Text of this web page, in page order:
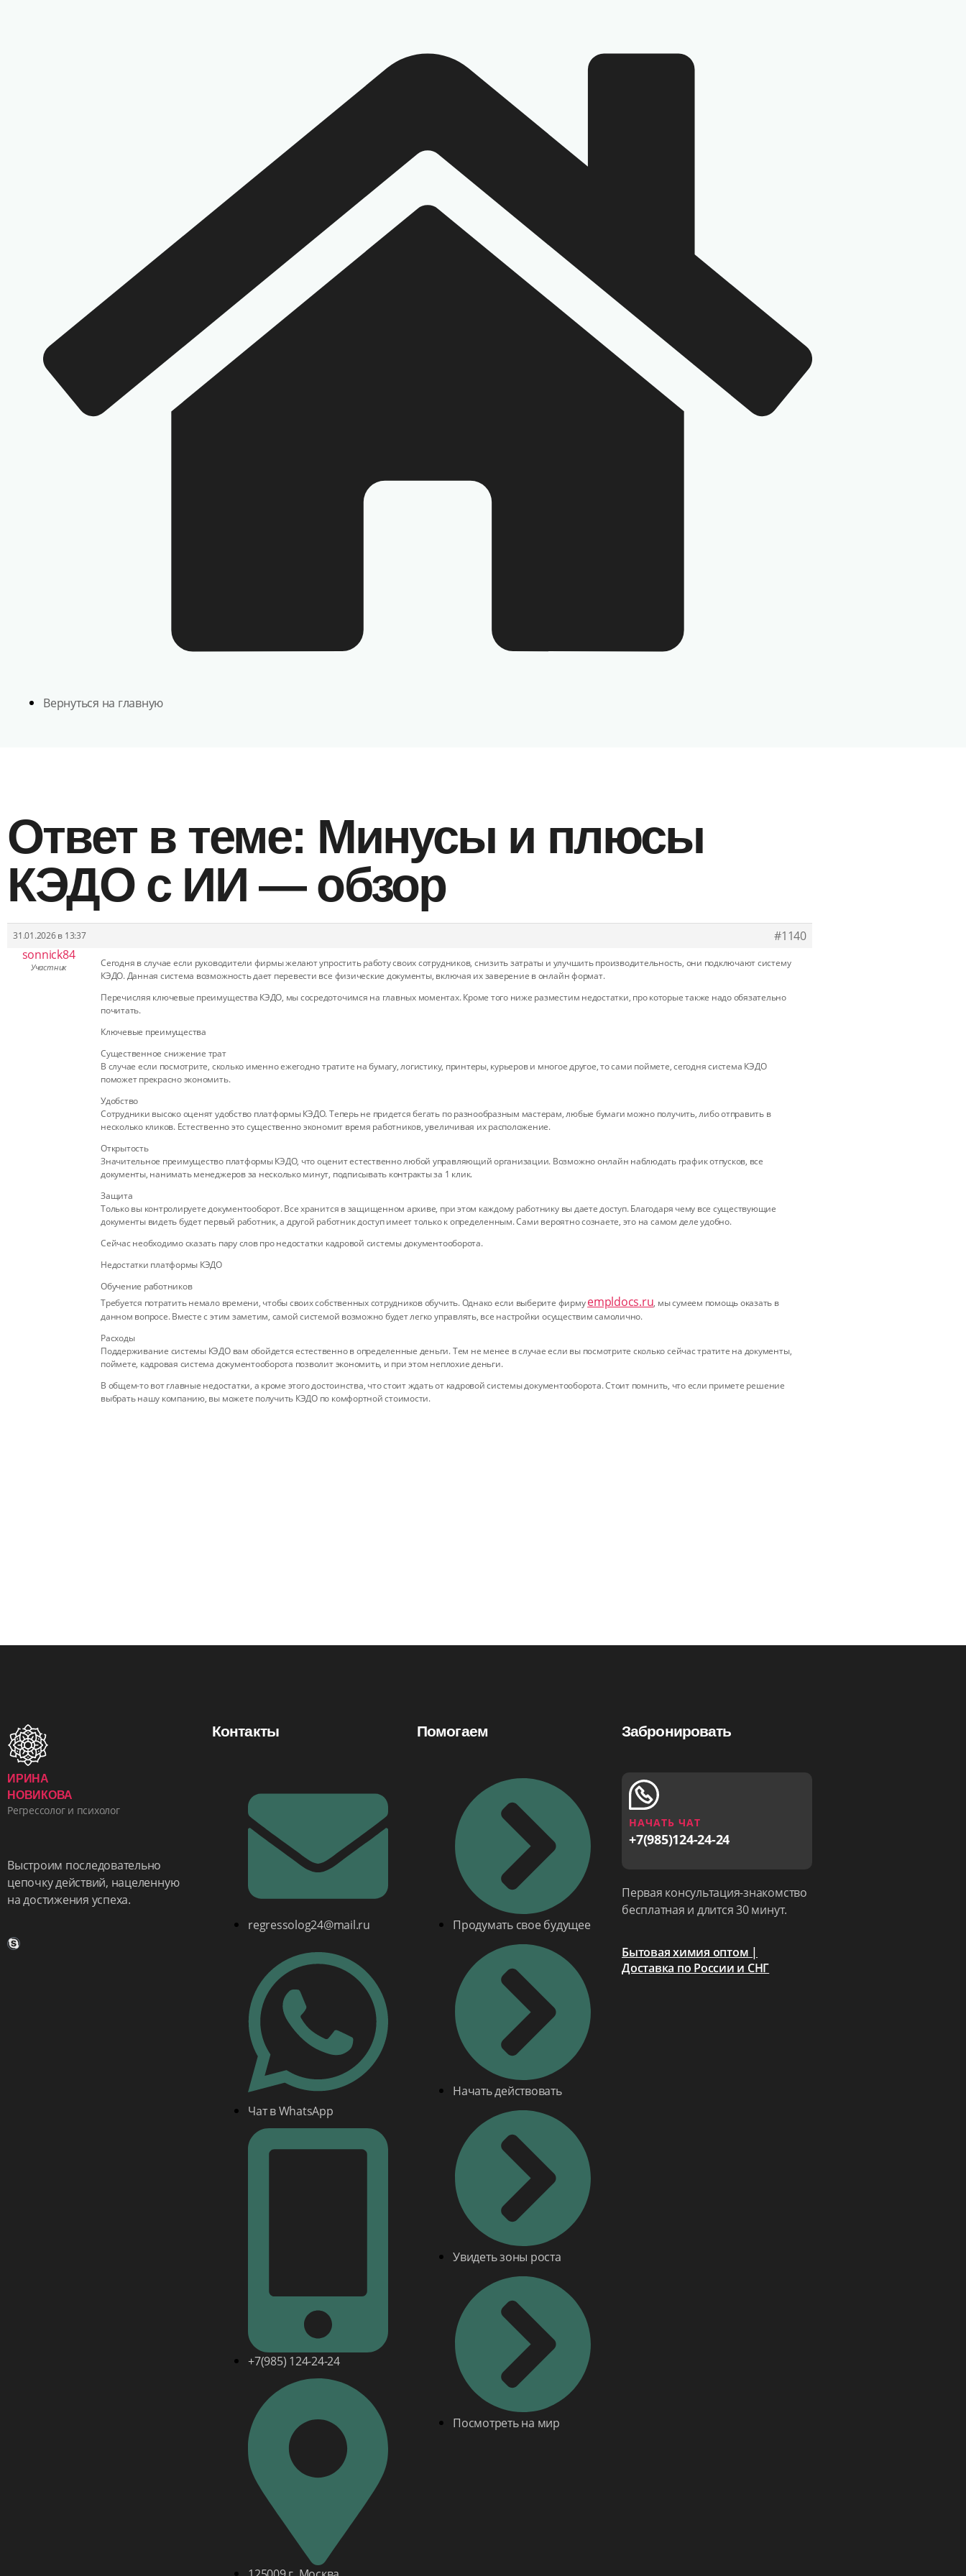
Вернуться на главную
Ответ в теме: Минусы и плюсы
КЭДО с ИИ — обзор
31.01.2026 в 13:37
#1140
sonnick84
Участник
Сегодня в случае если руководители фирмы желают упростить работу своих сотрудников, снизить затраты и улучшить производительность, они подключают систему
КЭДО. Данная система возможность дает перевести все физические документы, включая их заверение в онлайн формат.
Перечисляя ключевые преимущества КЭДО, мы сосредоточимся на главных моментах. Кроме того ниже разместим недостатки, про которые также надо обязательно
почитать.
Ключевые преимущества
Существенное снижение трат
В случае если посмотрите, сколько именно ежегодно тратите на бумагу, логистику, принтеры, курьеров и многое другое, то сами поймете, сегодня система КЭДО
поможет прекрасно экономить.
Удобство
Сотрудники высоко оценят удобство платформы КЭДО. Теперь не придется бегать по разнообразным мастерам, любые бумаги можно получить, либо отправить в
несколько кликов. Естественно это существенно экономит время работников, увеличивая их расположение.
Открытость
Значительное преимущество платформы КЭДО, что оценит естественно любой управляющий организации. Возможно онлайн наблюдать график отпусков, все
документы, нанимать менеджеров за несколько минут, подписывать контракты за 1 клик.
Защита
Только вы контролируете документооборот. Все хранится в защищенном архиве, при этом каждому работнику вы даете доступ. Благодаря чему все существующие
документы видеть будет первый работник, а другой работник доступ имеет только к определенным. Сами вероятно сознаете, это на самом деле удобно.
Сейчас необходимо сказать пару слов про недостатки кадровой системы документооборота.
Недостатки платформы КЭДО
Обучение работников
Требуется потратить немало времени, чтобы своих собственных сотрудников обучить. Однако если выберите фирмуempldocs.ru, мы сумеем помощь оказать в
данном вопросе. Вместе с этим заметим, самой системой возможно будет легко управлять, все настройки осуществим самолично.
Расходы
Поддерживание системы КЭДО вам обойдется естественно в определенные деньги. Тем не менее в случае если вы посмотрите сколько сейчас тратите на документы,
поймете, кадровая система документооборота позволит экономить, и при этом неплохие деньги.
В общем-то вот главные недостатки, а кроме этого достоинства, что стоит ждать от кадровой системы документооборота. Стоит помнить, что если примете решение
выбрать нашу компанию, вы можете получить КЭДО по комфортной стоимости.
ИРИНА
НОВИКОВА
Регрессолог и психолог
Выстроим последовательно
цепочку действий, нацеленную
на достижения успеха.
Контакты
regressolog24@mail.ru
Чат в WhatsApp
+7(985) 124-24-24
Помогаем
Продумать свое будущее
Начать действовать
Увидеть зоны роста
Посмотреть на мир
Забронировать
НАЧАТЬ ЧАТ
+7(985)124-24-24
Первая консультация-знакомство
бесплатная и длится 30 минут.
Бытовая химия оптом |
Доставка по России и СНГ